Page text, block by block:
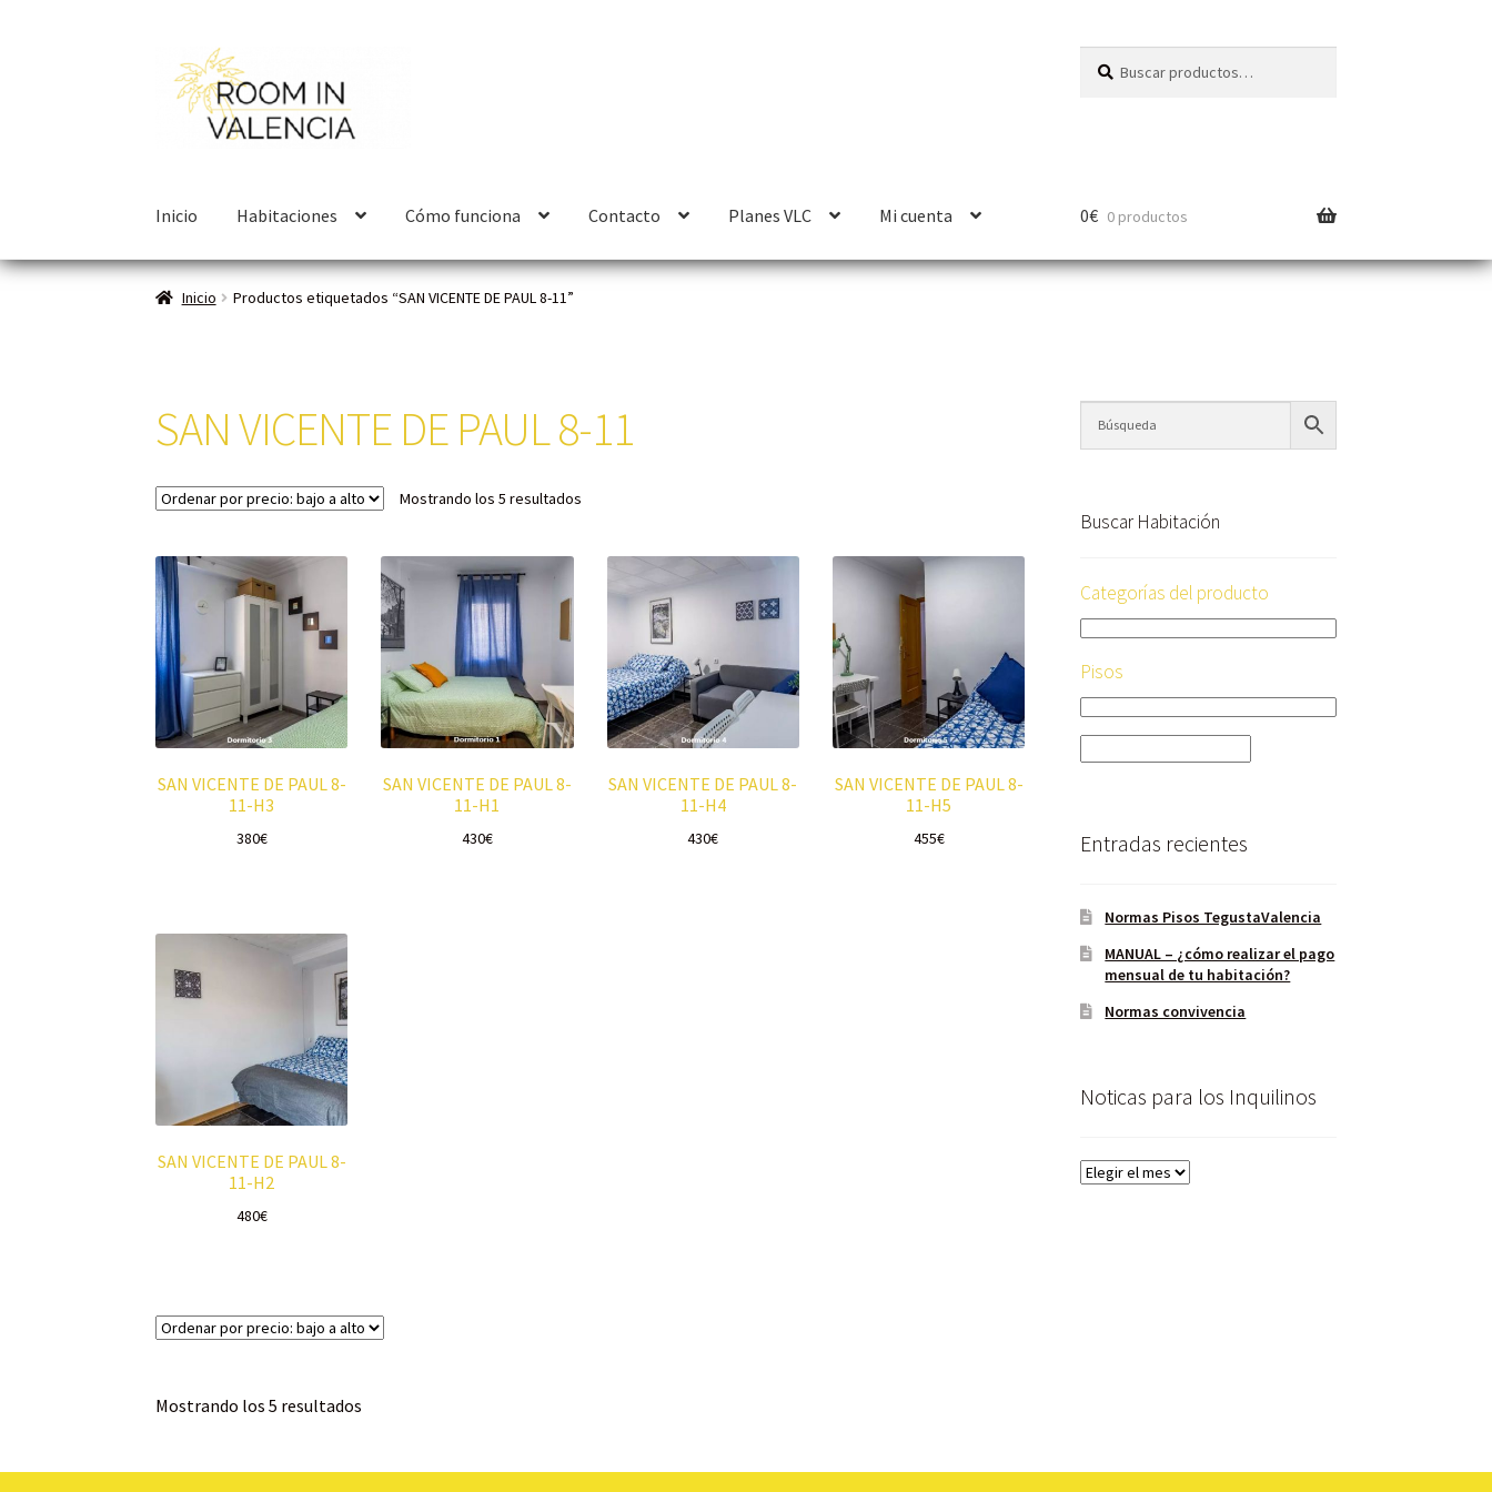
Inicio Habitaciones Cómo funciona Contacto Planes VLC Mi cuenta 0€ 0 productos
Inicio Productos etiquetados “SAN VICENTE DE PAUL 8-11”
SAN VICENTE DE PAUL 8-11
Mostrando los 5 resultados
SAN VICENTE DE PAUL 8-
11-H3
380€
SAN VICENTE DE PAUL 8-
11-H1
430€
SAN VICENTE DE PAUL 8-
11-H4
430€
SAN VICENTE DE PAUL 8-
11-H5
455€
SAN VICENTE DE PAUL 8-
11-H2
480€
Mostrando los 5 resultados
Buscar Habitación
Categorías del producto
Pisos
Entradas recientes
Normas Pisos TegustaValencia
MANUAL – ¿cómo realizar el pago
mensual de tu habitación?
Normas convivencia
Noticas para los Inquilinos